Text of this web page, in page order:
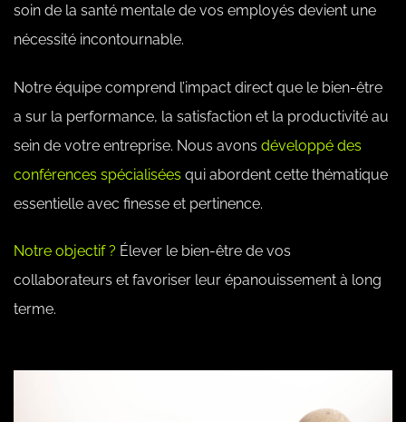
soin de la santé mentale de vos employés devient une
nécessité incontournable.
Notre équipe comprend l’impact direct que le bien-être
a sur la performance, la satisfaction et la productivité au
sein de votre entreprise. Nous avons développé des
conférences spécialisées qui abordent cette thématique
essentielle avec finesse et pertinence.
Notre objectif ? Élever le bien-être de vos
collaborateurs et favoriser leur épanouissement à long
terme.